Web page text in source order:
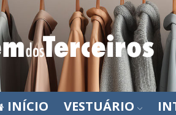
INÍCIO VESTUÁRIO